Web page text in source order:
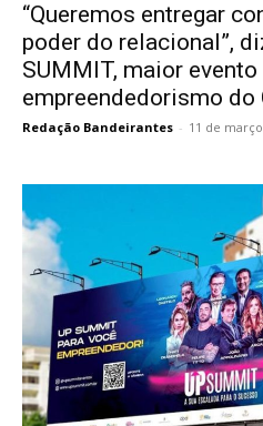
“Queremos entregar
poder do relacional”,
SUMMIT, maior evento
empreendedorismo do
Redação Bandeirantes - 11 de